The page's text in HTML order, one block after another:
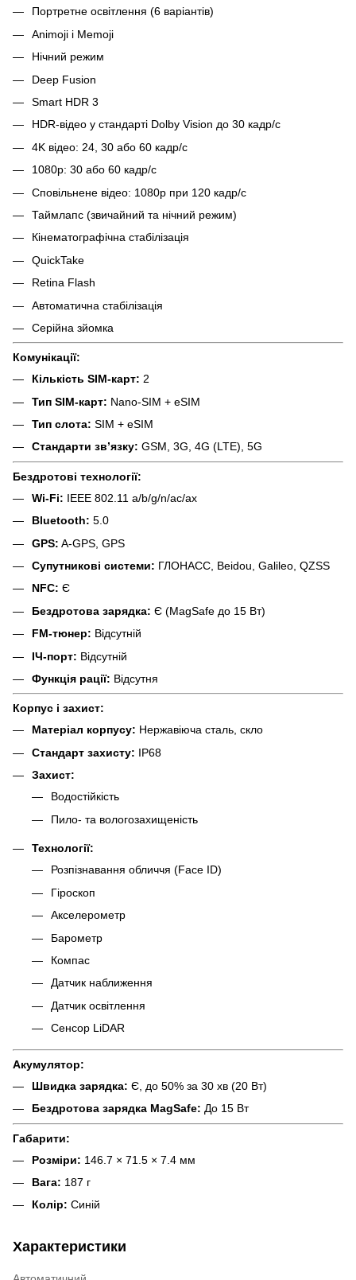
Портретне освітлення (6 варіантів)
Animoji і Memoji
Нічний режим
Deep Fusion
Smart HDR 3
HDR-відео у стандарті Dolby Vision до 30 кадр/с
4K відео: 24, 30 або 60 кадр/с
1080p: 30 або 60 кадр/с
Сповільнене відео: 1080p при 120 кадр/с
Таймлапс (звичайний та нічний режим)
Кінематографічна стабілізація
QuickTake
Retina Flash
Автоматична стабілізація
Серійна зйомка
Комунікації:
Кількість SIM-карт: 2
Тип SIM-карт: Nano-SIM + eSIM
Тип слота: SIM + eSIM
Стандарти зв’язку: GSM, 3G, 4G (LTE), 5G
Бездротові технології:
Wi‑Fi: IEEE 802.11 a/b/g/n/ac/ax
Bluetooth: 5.0
GPS: A-GPS, GPS
Супутникові системи: ГЛОНАСС, Beidou, Galileo, QZSS
NFC: Є
Бездротова зарядка: Є (MagSafe до 15 Вт)
FM-тюнер: Відсутній
ІЧ-порт: Відсутній
Функція рації: Відсутня
Корпус і захист:
Матеріал корпусу: Нержавіюча сталь, скло
Стандарт захисту: IP68
Захист:
Водостійкість
Пило- та вологозахищеність
Технології:
Розпізнавання обличчя (Face ID)
Гіроскоп
Акселерометр
Барометр
Компас
Датчик наближення
Датчик освітлення
Сенсор LiDAR
Акумулятор:
Швидка зарядка: Є, до 50% за 30 хв (20 Вт)
Бездротова зарядка MagSafe: До 15 Вт
Габарити:
Розміри: 146.7 × 71.5 × 7.4 мм
Вага: 187 г
Колір: Синій
Характеристики